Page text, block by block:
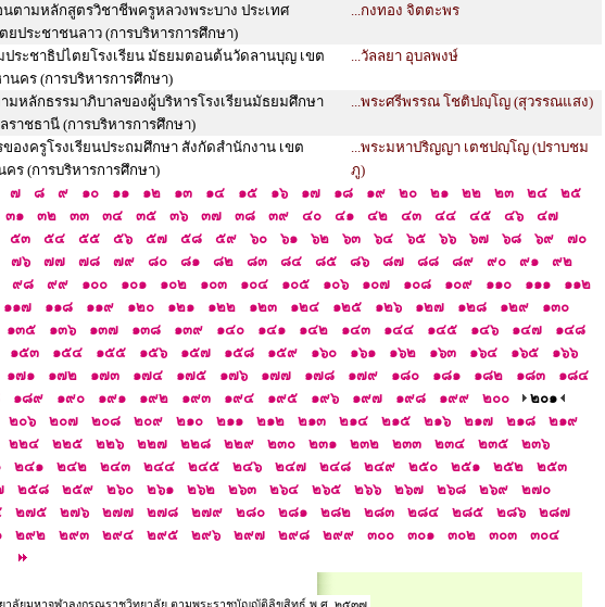
นตามหลักสูตรวิชาชีพครูหลวงพระบาง ประเทศ
ยประชาชนลาว (การบริหารการศึกษา)
...กงทอง จิตตะพร
ประชาธิปไตยโรงเรียน มัธยมตอนต้นวัดลานบุญ เขต
นคร (การบริหารการศึกษา)
...วัลลยา อุบลพงษ์
มหลักธรรมาภิบาลของผู้บริหารโรงเรียนมัธยมศึกษา
ราชธานี (การบริหารการศึกษา)
...พระศรีพรรณ โชติปญฺโญ (สุวรรณแสง)
ของครูโรงเรียนประถมศึกษา สังกัดสำนักงาน เขต
ร (การบริหารการศึกษา)
...พระมหาปริญญา เตชปญฺโญ (ปราบชม
ภู)
๗ ๘ ๙ ๑๐ ๑๑ ๑๒ ๑๓ ๑๔ ๑๕ ๑๖ ๑๗ ๑๘ ๑๙ ๒๐ ๒๑ ๒๒ ๒๓ ๒๔
๒๕
๓๑ ๓๒ ๓๓ ๓๔ ๓๕ ๓๖ ๓๗ ๓๘ ๓๙ ๔๐ ๔๑ ๔๒ ๔๓ ๔๔ ๔๕ ๔๖
๔๗
๕๓ ๕๔ ๕๕ ๕๖ ๕๗ ๕๘ ๕๙ ๖๐ ๖๑ ๖๒ ๖๓ ๖๔ ๖๕ ๖๖ ๖๗ ๖๘ ๖๙
๗๐
๗๖ ๗๗ ๗๘ ๗๙ ๘๐ ๘๑ ๘๒ ๘๓ ๘๔ ๘๕ ๘๖ ๘๗ ๘๘ ๘๙ ๙๐ ๙๑
๙๒
๙๘ ๙๙ ๑๐๐ ๑๐๑ ๑๐๒ ๑๐๓ ๑๐๔ ๑๐๕ ๑๐๖ ๑๐๗ ๑๐๘ ๑๐๙ ๑๑๐ ๑๑๑
๑๑๒
๑๑๗ ๑๑๘ ๑๑๙ ๑๒๐ ๑๒๑ ๑๒๒ ๑๒๓ ๑๒๔ ๑๒๕ ๑๒๖ ๑๒๗ ๑๒๘ ๑๒๙
๑๓๐
๑๓๕ ๑๓๖ ๑๓๗ ๑๓๘ ๑๓๙ ๑๔๐ ๑๔๑ ๑๔๒ ๑๔๓ ๑๔๔ ๑๔๕ ๑๔๖ ๑๔๗
๑๔๘
๑๕๓ ๑๕๔ ๑๕๕ ๑๕๖ ๑๕๗ ๑๕๘ ๑๕๙ ๑๖๐ ๑๖๑ ๑๖๒ ๑๖๓ ๑๖๔ ๑๖๕
๑๖๖
๑๗๑ ๑๗๒ ๑๗๓ ๑๗๔ ๑๗๕ ๑๗๖ ๑๗๗ ๑๗๘ ๑๗๙ ๑๘๐ ๑๘๑ ๑๘๒ ๑๘๓
๑๘๔
๑๘๙ ๑๙๐ ๑๙๑ ๑๙๒ ๑๙๓ ๑๙๔ ๑๙๕ ๑๙๖ ๑๙๗ ๑๙๘ ๑๙๙ ๒๐๐
๒๐๑
๒๐๖ ๒๐๗ ๒๐๘ ๒๐๙ ๒๑๐ ๒๑๑ ๒๑๒ ๒๑๓ ๒๑๔ ๒๑๕ ๒๑๖ ๒๑๗ ๒๑๘
๒๑๙
๒๒๔ ๒๒๕ ๒๒๖ ๒๒๗ ๒๒๘ ๒๒๙ ๒๓๐ ๒๓๑ ๒๓๒ ๒๓๓ ๒๓๔ ๒๓๕
๒๓๖
๒๔๑ ๒๔๒ ๒๔๓ ๒๔๔ ๒๔๕ ๒๔๖ ๒๔๗ ๒๔๘ ๒๔๙ ๒๕๐ ๒๕๑ ๒๕๒
๒๕๓
๒๕๘ ๒๕๙ ๒๖๐ ๒๖๑ ๒๖๒ ๒๖๓ ๒๖๔ ๒๖๕ ๒๖๖ ๒๖๗ ๒๖๘ ๒๖๙
๒๗๐
๒๗๕ ๒๗๖ ๒๗๗ ๒๗๘ ๒๗๙ ๒๘๐ ๒๘๑ ๒๘๒ ๒๘๓ ๒๘๔ ๒๘๕ ๒๘๖
๒๘๗
๒๙๒ ๒๙๓ ๒๙๔ ๒๙๕ ๒๙๖ ๒๙๗ ๒๙๘ ๒๙๙ ๓๐๐ ๓๐๑ ๓๐๒ ๓๐๓
๓๐๔
าลัยมหาจุฬาลงกรณราชวิทยาลัย ตามพระราชบัญญัติลิขสิทธ์ พ.ศ. ๒๕๓๗